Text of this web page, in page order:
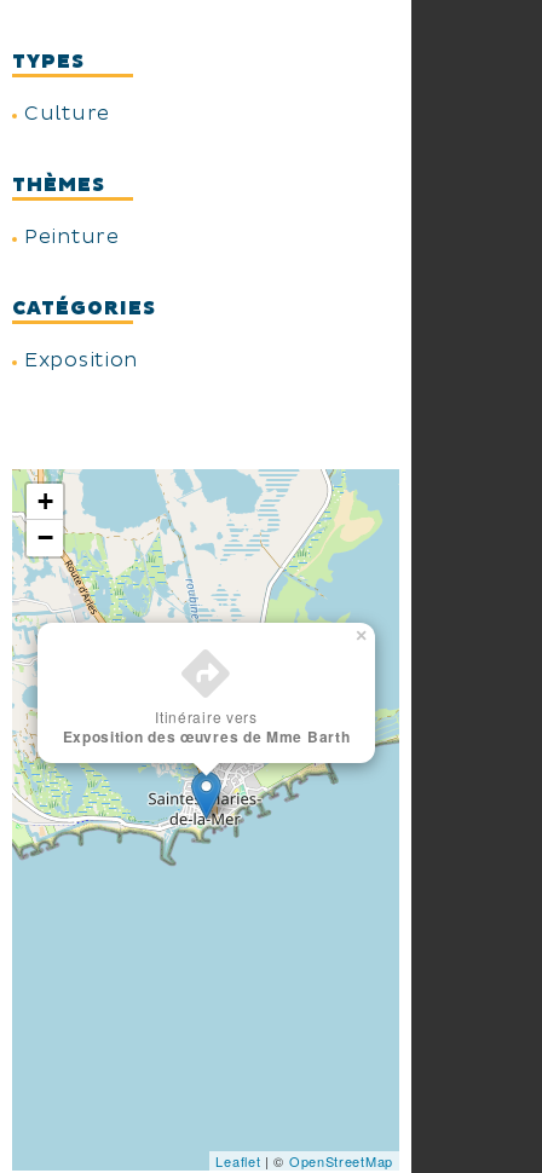
TYPES
Culture
THÈMES
Peinture
CATÉGORIES
Exposition
Itinéraire vers
Exposition des œuvres de Mme Barth
×
+
−
Leaflet | © OpenStreetMap